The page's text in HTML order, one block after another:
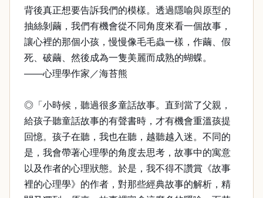
背後真正想要告訴我們的模樣。透過隱喻與原型的
抽絲剝繭，我們有機會從不同角度來看一個故事，
讓心裡的那個小孩，慢慢像毛毛蟲一樣，作繭、假
死、破繭、然後成為一隻美麗而成熟的蝴蝶。
——心理學作家／海苔熊
◎「小時候，聽過很多童話故事。直到當了父親，
給孩子聽童話故事的有聲書時，才有機會重溫孩提
回憶。孩子在聽，我也在聽，越聽越入迷。不同的
是，我會帶著心理學的角度去思考，故事中的寓意
以及作者的心理狀態。於是，我不得不讚賞《故事
裡的心理學》的作者，對那些經典故事的解析，精